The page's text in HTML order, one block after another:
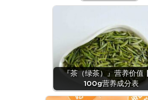
『茶（绿茶）』营养价值
100g营养成分表